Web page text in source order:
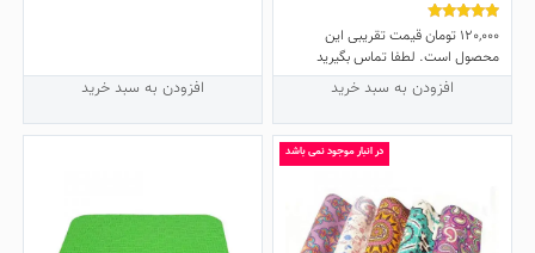
نمره
4.69
از 5
120,000 تومانقیمت تقریبی این
محصول است. لطفا تماس بگیرید
افزودن به سبد خرید
افزودن به سبد خرید
در انبار موجود نمی باشد